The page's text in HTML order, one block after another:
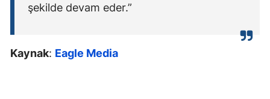
şekilde devam eder.”
Kaynak: Eagle Media